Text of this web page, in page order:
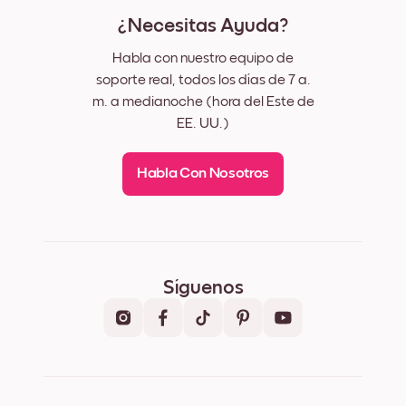
¿Necesitas Ayuda?
Habla con nuestro equipo de
soporte real, todos los días de 7 a.
m. a medianoche (hora del Este de
EE. UU.)
Habla Con Nosotros
Síguenos